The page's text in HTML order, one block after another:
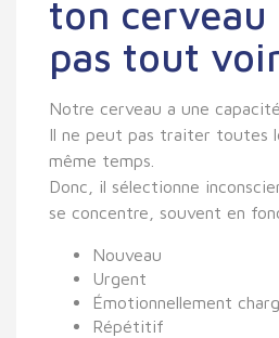
ton cerveau
pas tout
Notre cerveau a une
Il ne peut pas traiter toutes
même temps.
Donc, il sélectionne
se concentre, souvent en
Nouveau
Urgent
Émotionnellement
Répétitif